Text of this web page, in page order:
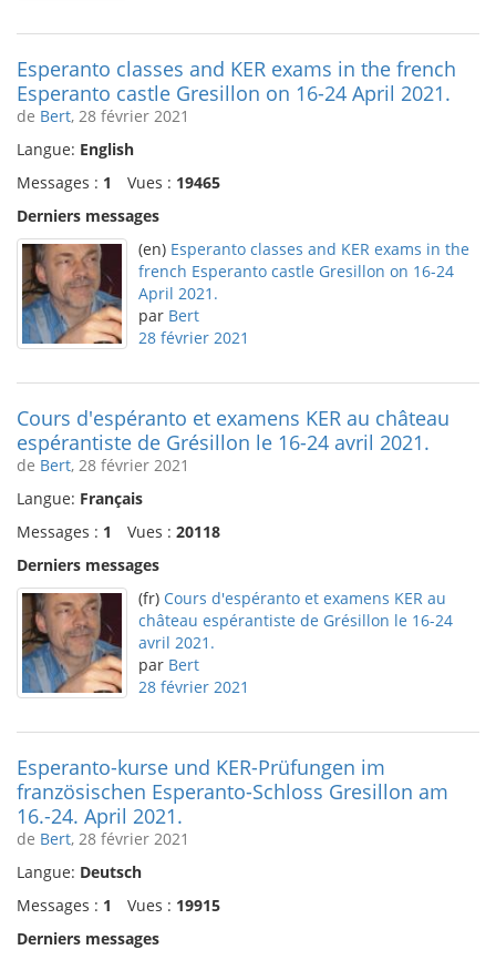
Esperanto classes and KER exams in the french
Esperanto castle Gresillon on 16-24 April 2021.
de Bert, 28 février 2021
Langue: English
Messages : 1 Vues : 19465
Derniers messages
(en) Esperanto classes and KER exams in the
french Esperanto castle Gresillon on 16-24
April 2021.
par Bert
28 février 2021
Cours d'espéranto et examens KER au château
espérantiste de Grésillon le 16-24 avril 2021.
de Bert, 28 février 2021
Langue: Français
Messages : 1 Vues : 20118
Derniers messages
(fr) Cours d'espéranto et examens KER au
château espérantiste de Grésillon le 16-24
avril 2021.
par Bert
28 février 2021
Esperanto-kurse und KER-Prüfungen im
französischen Esperanto-Schloss Gresillon am
16.-24. April 2021.
de Bert, 28 février 2021
Langue: Deutsch
Messages : 1 Vues : 19915
Derniers messages